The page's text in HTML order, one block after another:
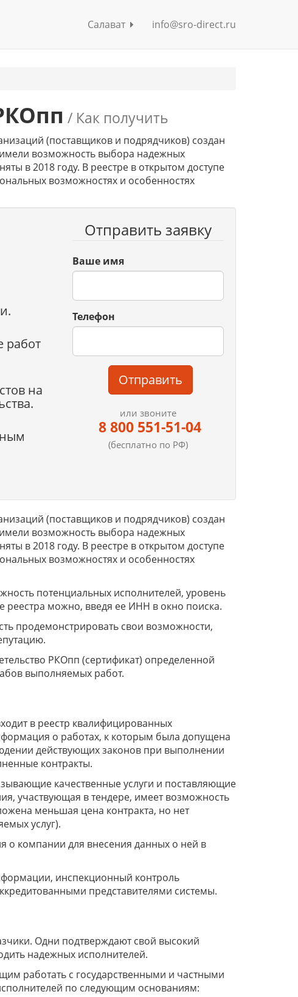
Салават info@sro-direct.ru
/ Как получить
(поставщиков и подрядчиков) создан
имели возможность выбора надежных
в 2018 году. В реестре в открытом доступе
возможностях и особенностях
работ
на
Отправить заявку
Ваше имя
Телефон
Отправить
или звоните
8 800 551-51-04
(бесплатно по РФ)
(поставщиков и подрядчиков) создан
имели возможность выбора надежных
в 2018 году. В реестре в открытом доступе
возможностях и особенностях
потенциальных исполнителей, уровень
можно, введя ее ИНН в окно поиска.
продемонстрировать свои возможности,
РКОпп (сертификат) определенной
выполняемых работ.
в реестр квалифицированных
о работах, к которым была допущена
действующих законов при выполнении
контракты.
качественные услуги и поставляющие
участвующая в тендере, имеет возможность
меньшая цена контракта, но нет
услуг).
о компании для внесения данных о ней в
инспекционный контроль
представителями системы.
Одни подтверждают свой высокий
надежных исполнителей.
работать с государственными и частными
по следующим основаниям: